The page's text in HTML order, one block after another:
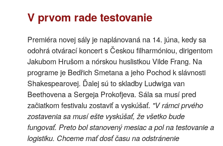
V prvom rade testovanie
Premiéra novej sály je naplánovaná na 14. júna, kedy sa
odohrá otvárací koncert s Českou filharmóniou, dirigentom
Jakubom Hrušom a nórskou huslistkou Vilde Frang. Na
programe je Bedřich Smetana a jeho Pochod k slávnosti
Shakespearovej. Ďalej sú to skladby Ludwiga van
Beethovena a Sergeja Prokofjeva. Sála sa musí pred
začiatkom festivalu zostaviť a vyskúšať. "V rámci prvého
zostavenia sa musí ešte vyskúšať, že všetko bude
fungovať. Preto bol stanovený mesiac a pol na testovanie a
logistiku. Chceme mať dosť času na odstránenie